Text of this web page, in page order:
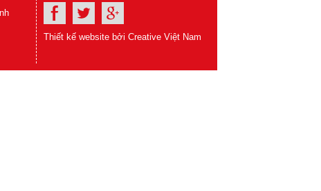
Thiết kế website bởi Creative Việt Nam